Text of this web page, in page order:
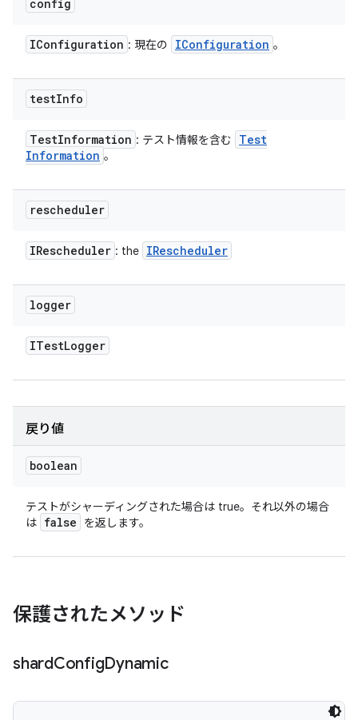
config
IConfiguration : 現在の IConfiguration 。
testInfo
TestInformation : テスト情報を含む
Test
Information 。
rescheduler
IRescheduler : the IRescheduler
logger
ITestLogger
戻り値
boolean
テストがシャーディングされた場合は true。それ以外の場合
は false を返します。
保護されたメソッド
shardConfigDynamic